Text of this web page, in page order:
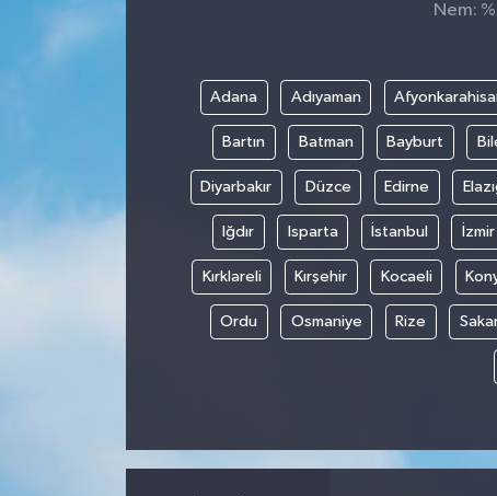
Nem:
Adana Adıyaman
Bartın Batman Bayburt
Diyarbakır Düzce Edirne
Iğdır Isparta İstanbul İzmir
Kırklareli Kırşehir Kocaeli
Ordu Osmaniye Rize
Yaşam